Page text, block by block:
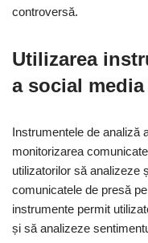
controversă.
Utilizarea
a social media
Instrumentele de analiză
monitorizarea
utilizatorilor să analizeze
comunicatele de presă
instrumente permit
și să analizeze